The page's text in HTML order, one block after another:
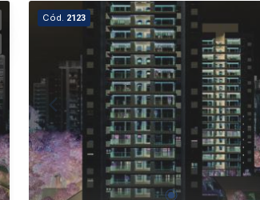
Cód. 2123